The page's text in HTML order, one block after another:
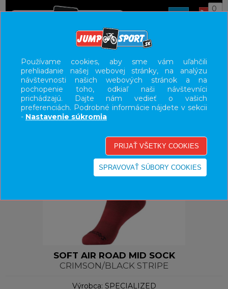
0
UŽÍVATEĽSKÝ PANEL
KATEGÓRIE
HLAVNÉ MENU
SOFT AIR ROAD MID SOCK
CRIMSON/BLACK STRIPE
Výrobca: SPECIALIZED
Používame cookies, aby sme vám uľahčili
prehliadanie našej webovej stránky, na analýzu
návštevnosti našich webových stránok a na
pochopenie toho, odkiaľ naši návštevníci
prichádzajú. Dajte nám vedieť o vašich
preferenciách. Podrobné informácie nájdete v sekcii
- Nastavenie súkromia